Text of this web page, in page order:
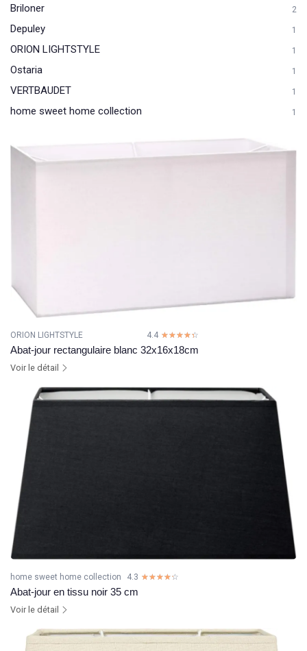
Briloner 2
Depuley 1
ORION LIGHTSTYLE 1
Ostaria 1
VERTBAUDET 1
home sweet home collection 1
ORION LIGHTSTYLE 4.4 ☆☆☆☆☆
★★★★★
Abat-jour rectangulaire blanc 32x16x18cm
Voir le détail
home sweet home collection 4.3 ☆☆☆☆☆
★★★★★
Abat-jour en tissu noir 35 cm
Voir le détail